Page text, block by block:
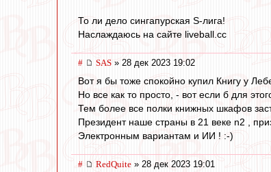
То ли дело сингапурская S-лига!
Наслаждаюсь на сайте liveball.cc
# SAS » 28 дек 2023 19:02
Вот я бы тоже спокойно купил Книгу у
Но все как то просто, - вот если б для
Тем более все полки книжных шкафов
Президент наше страны в 21 веке n2 ,
Электронным вариантам и ИИ ! :-)
# RedQuite » 28 дек 2023 19:01